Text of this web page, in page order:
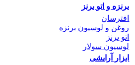
برنزه و اتو برنز
افترسان
روغن و لوسیون برنزه
اتو برنز
لوسیون سولار
ابزار آرایشی